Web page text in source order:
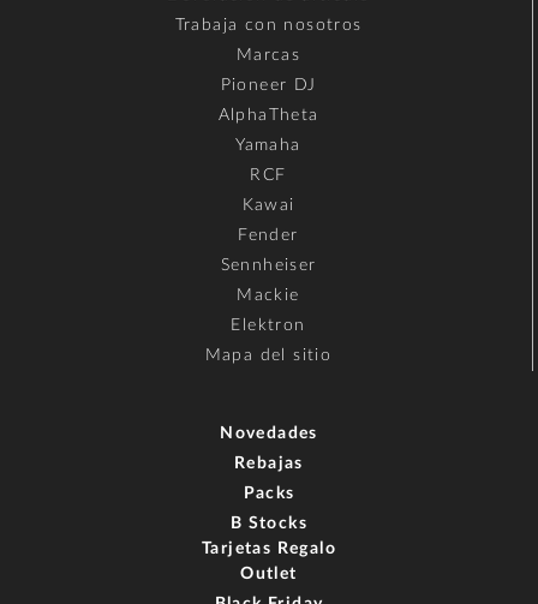
Trabaja con nosotros
Marcas
Pioneer DJ
AlphaTheta
Yamaha
RCF
Kawai
Fender
Sennheiser
Mackie
Elektron
Mapa del sitio
Novedades
Rebajas
Packs
B Stocks
Tarjetas Regalo
Outlet